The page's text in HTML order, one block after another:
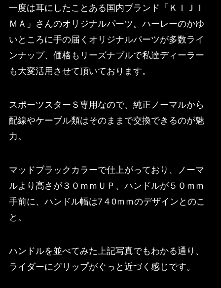
一度は耳にしたことある国内ブランド「ＫＩＪＩ
ＭＡ」さんのオリジナルパーツ。ハーレーのかゆ
いところに手の届くオリジナルパーツが多数ライ
ンナップ、価格もリーズナブルで私達ディーラー
も大変活用させて頂いております。
スポーツスターＳ専用なので、純正ノーマルから
配線やケーブル類はそのままで交換できるのが魅
力。
マッドブラックカラーで仕上がっており、ノーマ
ルより高さが３０ｍｍＵＰ、ハンドルが５０ｍｍ
手前に、ハンドル幅は7４0ｍｍのデザインとのこ
と。
ハンドルを並べてみた上記写真でもわかる通り、
ライダーにグリップがぐっと近づく感じです。